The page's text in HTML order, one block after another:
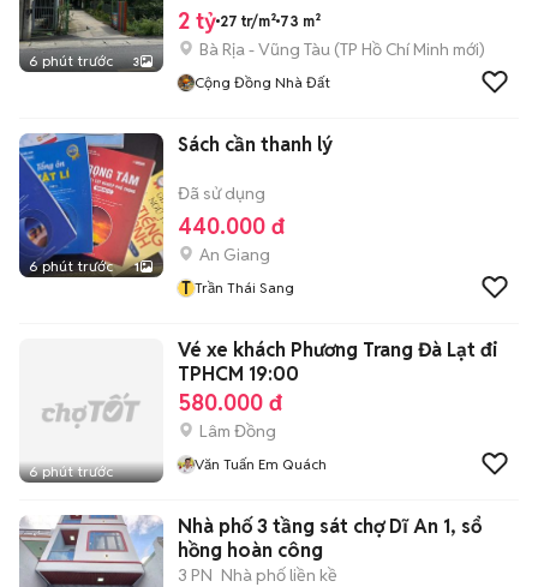
6 phút trước 3
2 tỷ 27 tr/m² 73 m²
Bà Rịa - Vũng Tàu (TP Hồ Chí Minh mới)
Cộng Đồng Nhà Đất
6 phút trước 1
Sách cần thanh lý
Đã sử dụng
440.000 đ
An Giang
T Trần Thái Sang
6 phút trước
Vé xe khách Phương Trang Đà Lạt đi
TPHCM 19:00
580.000 đ
Lâm Đồng
Văn Tuấn Em Quách
Nhà phố 3 tầng sát chợ Dĩ An 1, sổ
hồng hoàn công
3 PN Nhà phố liền kề